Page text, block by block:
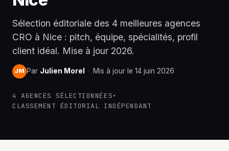
Sélection éditoriale des 4 meilleures agences
CRO à Nice : pitch, équipe, spécialités, profil
client idéal. Mise à jour 2026.
JM Par Julien Morel · Mis à jour le 14 juin 2026
4 AGENCES SÉLECTIONNÉES•
CLASSEMENT ÉDITORIAL INDÉPENDANT